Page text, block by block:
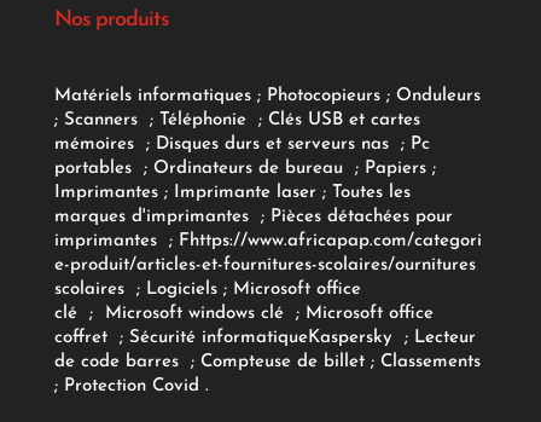
Nos produits
Matériels informatiques; Photocopieurs; Onduleurs
; Scanners ; Téléphonie ; Clés USB et cartes
mémoires
; Disques durs et serveurs nas ; Pc
portables
; Ordinateurs de bureau ; Papiers;
Imprimantes;Imprimante laser;
Toutes les
marques d'imprimantes
; Pièces détachées pour
imprimantes
; F https://www.africapap.com/categori
e-produit/articles-et-fournitures-scolaires/ournitures
scolaires; Logiciels ; Microsoft office
clé
; Microsoft windows clé; Microsoft office
coffret ; Sécurité informatiqueKaspersky ; Lecteur
de code barres
; Compteuse de billet; Classements
; Protection Covid .